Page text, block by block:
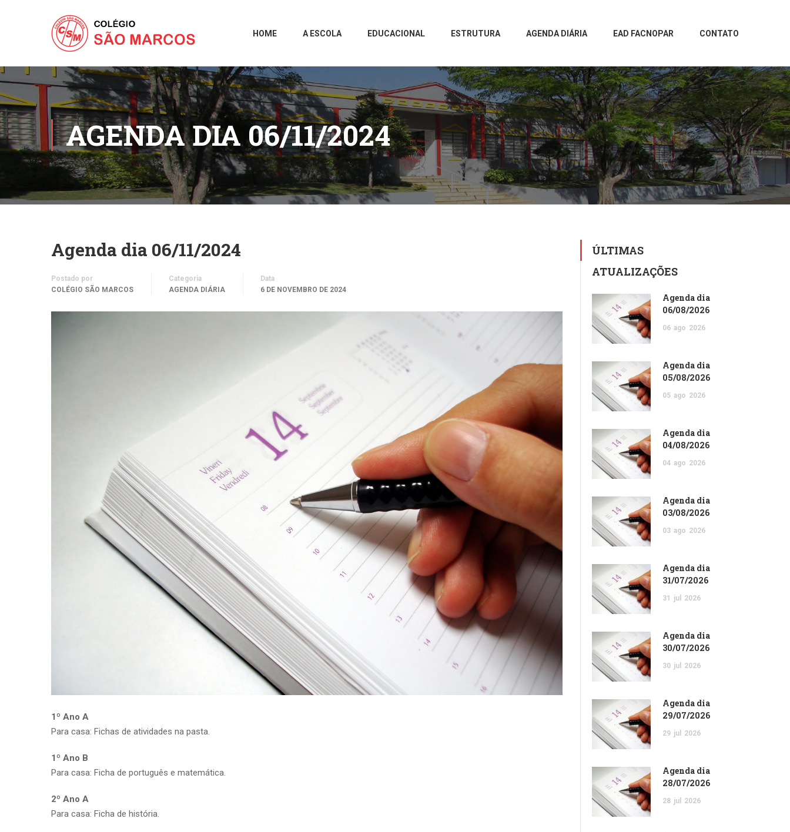
HOME A ESCOLA EDUCACIONAL ESTRUTURA AGENDA DIÁRIA EAD FACNOPAR CONTATO
AGENDA DIA 06/11/2024
Agenda dia 06/11/2024
Postado por
COLÉGIO SÃO MARCOS
Categoria
AGENDA DIÁRIA
Data
6 DE NOVEMBRO DE 2024
1º Ano A
Para casa: Fichas de atividades na pasta.
1º Ano B
Para casa: Ficha de português e matemática.
2º Ano A
Para casa: Ficha de história.
ÚLTIMAS
ATUALIZAÇÕES
Agenda dia
06/08/2026
06 ago 2026
Agenda dia
05/08/2026
05 ago 2026
Agenda dia
04/08/2026
04 ago 2026
Agenda dia
03/08/2026
03 ago 2026
Agenda dia
31/07/2026
31 jul 2026
Agenda dia
30/07/2026
30 jul 2026
Agenda dia
29/07/2026
29 jul 2026
Agenda dia
28/07/2026
28 jul 2026